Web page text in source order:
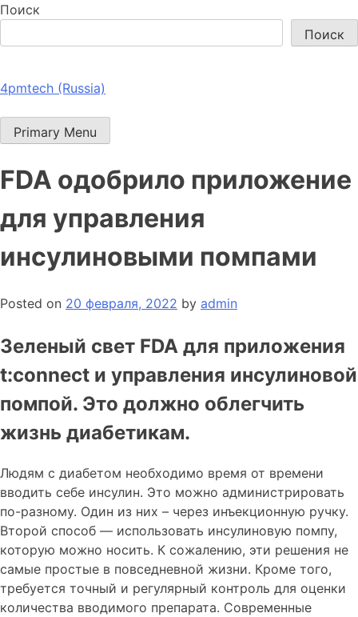
4pmtech (Russia)
Primary Menu
FDA одобрило приложение
для управления
инсулиновыми помпами
Posted on 20 февраля, 2022 by admin
Зеленый свет FDA для приложения
t:connect и управления инсулиновой
помпой. Это должно облегчить
жизнь диабетикам.
Людям с диабетом необходимо время от времени
вводить себе инсулин. Это можно администрировать
по-разному. Один из них – через инъекционную ручку.
Второй способ — использовать инсулиновую помпу,
которую можно носить. К сожалению, эти решения не
самые простые в повседневной жизни. Кроме того,
требуется точный и регулярный контроль для оценки
количества вводимого препарата. Современные
Поиск
Поиск